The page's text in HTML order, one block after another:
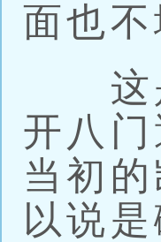
面也
这是
开八
当初
以说是